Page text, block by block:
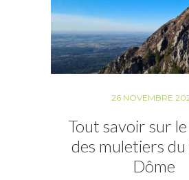
26 NOVEMBRE
Tout savoir sur
des muletiers du
Dôme